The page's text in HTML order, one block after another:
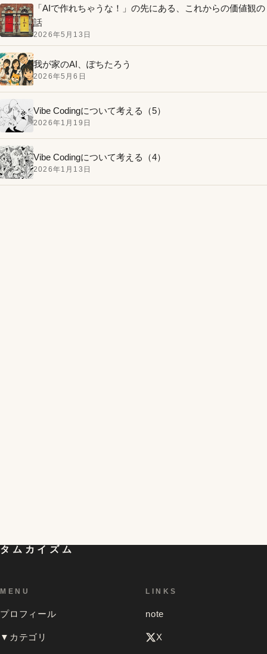
「AIで作れちゃうな！」の先にある、これからの価値観の
話
2026年5月13日
我が家のAI、ぽちたろう
2026年5月6日
Vibe Codingについて考える（5）
2026年1月19日
Vibe Codingについて考える（4）
2026年1月13日
タムカイズム
MENU
プロフィール
▼カテゴリ
LINKS
note
X